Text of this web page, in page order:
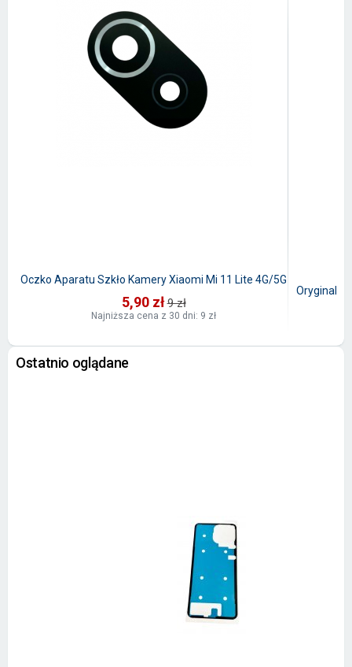
Oczko Aparatu Szkło Kamery Xiaomi Mi 11 Lite 4G/5G
5,90 zł9 zł
Najniższa cena z 30 dni: 9 zł
Oryginalna
Ostatnio oglądane